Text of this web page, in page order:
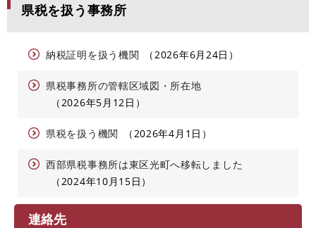
県税を扱う事務所
納税証明を扱う機関 2026年6月24日
県税事務所の管轄区域図・所在地
2026年5月12日
県税を扱う機関 2026年4月1日
西部県税事務所は東区光町へ移転しました
2024年10月15日
連絡先